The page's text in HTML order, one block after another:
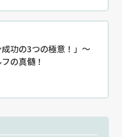
成功の3つの極意！」～
の真髄！